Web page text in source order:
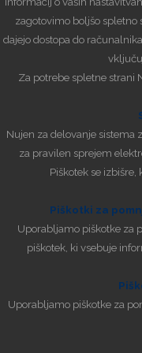
zagotovimo boljšo spletno
dajejo dostopa do
Za potrebe spletne strani
Nujen za delovanje sistema
za pravilen sprejem
Piškotek se izbišre,
Piškotki za
Uporabljamo piškotke za
piškotek, ki vsebuje
Uporabljamo piškotke za